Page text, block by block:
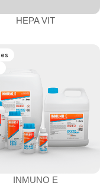
HEPA VIT
INMUNO E